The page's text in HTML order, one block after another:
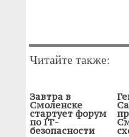
Читайте также:
Завтра в
Смоленске
стартует форум
по IТ-
безопасности